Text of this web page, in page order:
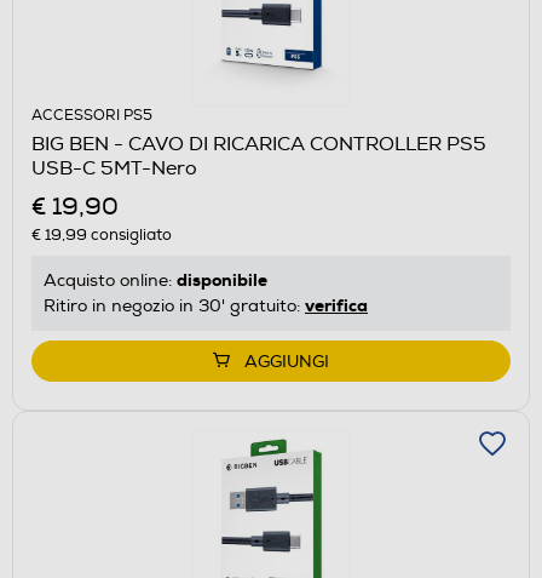
ACCESSORI PS5
BIG BEN - CAVO DI RICARICA CONTROLLER PS5
USB-C 5MT-Nero
€ 19,90
€ 19,99 consigliato
Acquisto online: disponibile
Ritiro in negozio in 30' gratuito: verifica
AGGIUNGI